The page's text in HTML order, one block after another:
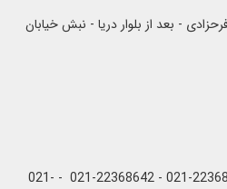
- بعد از بلوار دریا - نبش خیابان
021-22065033 - 021-22368641 - 021-22368642 - 021-